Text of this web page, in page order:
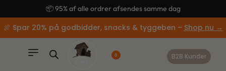
🚚 Gratis fragt ved køb over 499,-
🍖 Spar 20% på godbidder, snacks & tyggeben – Shop nu →
0 B2B Kunder